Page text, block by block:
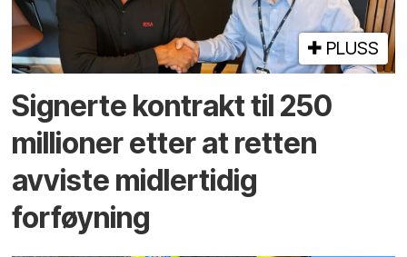
PLUSS
Signerte kontrakt til 250
millioner etter at retten
avviste midlertidig
forføyning